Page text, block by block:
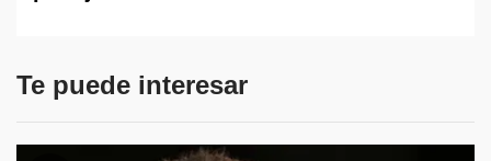
Te puede interesar